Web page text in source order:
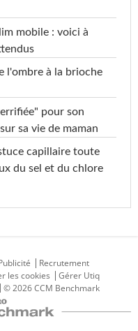
mobile : voici à
l'ombre à la brioche
pour son
sa vie de maman
capillaire toute
du sel et du chlore
Recrutement
les cookies
Gérer Utiq
© 2026 CCM Benchmark